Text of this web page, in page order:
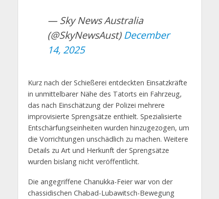
— Sky News Australia
(@SkyNewsAust) December
14, 2025
Kurz nach der Schießerei entdeckten Einsatzkräfte
in unmittelbarer Nähe des Tatorts ein Fahrzeug,
das nach Einschätzung der Polizei mehrere
improvisierte Sprengsätze enthielt. Spezialisierte
Entschärfungseinheiten wurden hinzugezogen, um
die Vorrichtungen unschädlich zu machen. Weitere
Details zu Art und Herkunft der Sprengsätze
wurden bislang nicht veröffentlicht.
Die angegriffene Chanukka-Feier war von der
chassidischen Chabad-Lubawitsch-Bewegung